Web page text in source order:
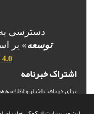
دسترسی
توسعه» بر
اشتراک خبرنامه
برای دریافت اخبار و